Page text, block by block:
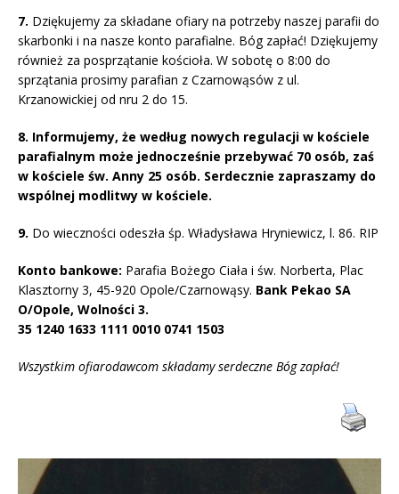
7. Dziękujemy za składane ofiary na potrzeby naszej parafii do
skarbonki i na nasze konto parafialne. Bóg zapłać! Dziękujemy
również za posprzątanie kościoła. W sobotę o 8:00 do
sprzątania prosimy parafian z Czarnowąsów z ul.
Krzanowickiej od nru 2 do 15.
8. Informujemy, że według nowych regulacji w kościele
parafialnym może jednocześnie przebywać 70 osób, zaś
w kościele św. Anny 25 osób. Serdecznie zapraszamy do
wspólnej modlitwy w kościele.
9. Do wieczności odeszła śp. Władysława Hryniewicz, l. 86. RIP
Konto bankowe: Parafia Bożego Ciała i św. Norberta, Plac
Klasztorny 3, 45-920 Opole/Czarnowąsy. Bank Pekao SA
O/Opole, Wolności 3.
35 1240 1633 1111 0010 0741 1503
Wszystkim ofiarodawcom składamy serdeczne Bóg zapłać!